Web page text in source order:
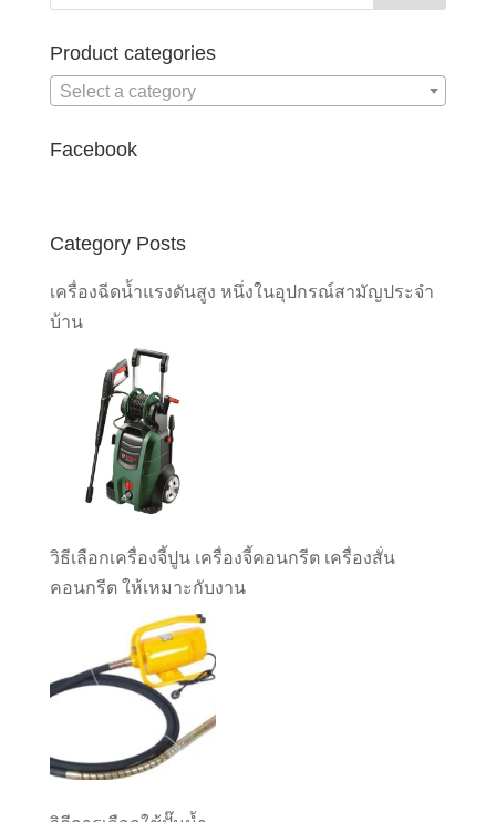
Product categories
Select a category
Facebook
Category Posts
เครื่องฉีดน้ำแรงดันสูง หนึ่งในอุปกรณ์สามัญประจำ
บ้าน
วิธีเลือกเครื่องจี้ปูน เครื่องจี้คอนกรีต เครื่องสั่น
คอนกรีต ให้เหมาะกับงาน